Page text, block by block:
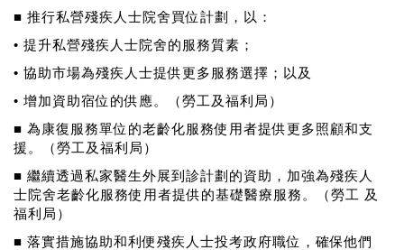
■ 推行私營殘疾人士院舍買位計劃，以：
• 提升私營殘疾人士院舍的服務質素；
• 協助市場為殘疾人士提供更多服務選擇；以及
• 增加資助宿位的供應。（勞工及福利局）
■ 為康復服務單位的老齡化服務使用者提供更多照顧和支
援。（勞工及福利局）
■ 繼續透過私家醫生外展到診計劃的資助，加強為殘疾人
士院舍老齡化服務使用者提供的基礎醫療服務。（勞工 及
福利局）
■ 落實措施協助和利便殘疾人士投考政府職位，確保他們